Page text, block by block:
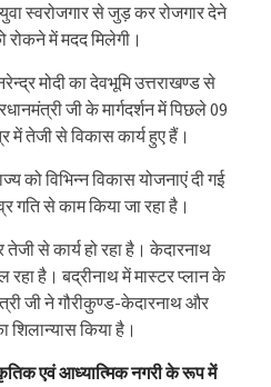
स्वरोजगार से जुड़ कर रोजगार देने
रोकने में मदद मिलेगी।
मोदी का देवभूमि उत्तराखण्ड से
जी के मार्गदर्शन में पिछले 09
में तेजी से विकास कार्य हुए हैं।
को विभिन्न विकास योजनाएं दी गई
गति से काम किया जा रहा है।
से कार्य हो रहा है। केदारनाथ
रहा है। बद्रीनाथ में मास्टर प्लान के
जी ने गौरीकुण्ड-केदारनाथ और
शिलान्यास किया है।
एवं आध्यात्मिक नगरी के रूप में